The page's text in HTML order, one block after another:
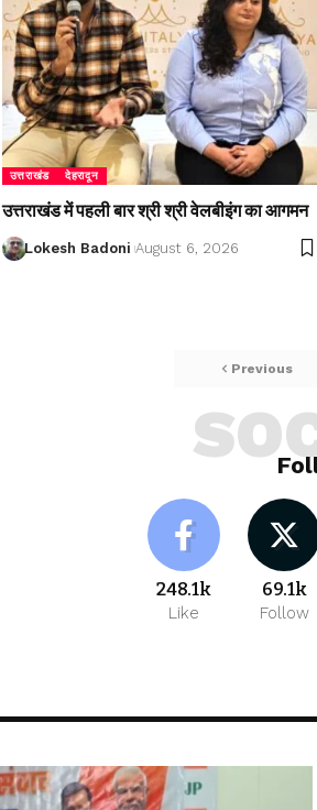
उत्तराखंड देहरादून
उत्तराखंड में पहली बार श्री श्री वेलबीइंग का आगमन
Lokesh Badoni August 6, 2026
Previous
248.1k
Like
69.1k
Follow